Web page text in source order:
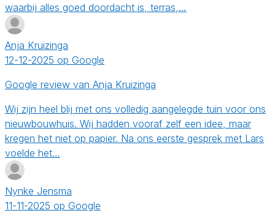
waarbij alles goed doordacht is, terras,…
Anja Kruizinga
12-12-2025 op Google
Google review van Anja Kruizinga
Wij zijn heel blij met ons volledig aangelegde tuin voor ons
nieuwbouwhuis. Wij hadden vooraf zelf een idee, maar
kregen het niet op papier. Na ons eerste gesprek met Lars
voelde het…
Nynke Jensma
11-11-2025 op Google